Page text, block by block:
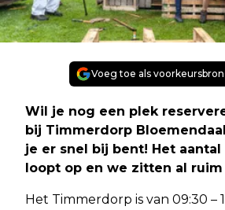
Voeg toe als
Wil je nog een plek
bij Timmerdorp
je er snel bij bent! Het
loopt op en we zitten al
Het Timmerdorp is van 09:30 –